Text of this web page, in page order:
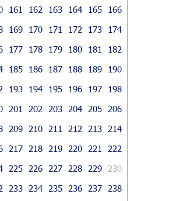
161 162 163 164 165
166
169 170 171 172 173
174
177 178 179 180 181
182
185 186 187 188 189
190
193 194 195 196 197
198
201 202 203 204 205
206
209 210 211 212 213
214
217 218 219 220 221
222
225 226 227 228 229
230
233 234 235 236 237
238